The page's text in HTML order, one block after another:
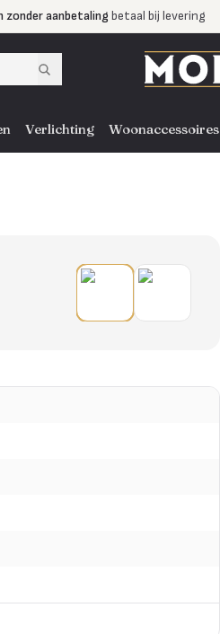
zonder aanbetaling betaal bij levering
door heel NL, BE en DE
Verlichting Woonaccessoires